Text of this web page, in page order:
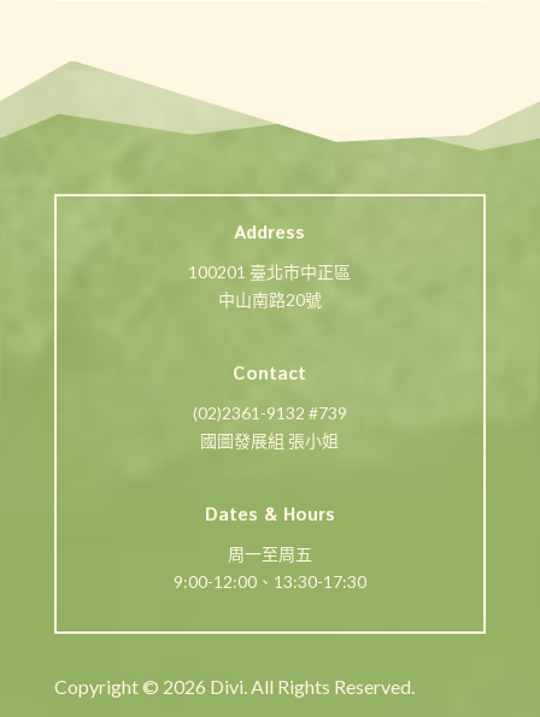
Address
100201 臺北市中正區
中山南路20號
Contact
(02)2361-9132 #739
國圖發展組 張小姐
Dates & Hours
周一至周五
9:00-12:00、13:30-17:30
Copyright © 2026 Divi. All Rights Reserved.